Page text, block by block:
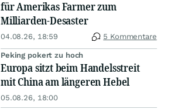
für Amerikas Farmer zum
Milliarden-Desaster
04.08.26, 18:59 5 Kommentare
Peking pokert zu hoch
Europa sitzt beim Handelsstreit
mit China am längeren Hebel
05.08.26, 18:00